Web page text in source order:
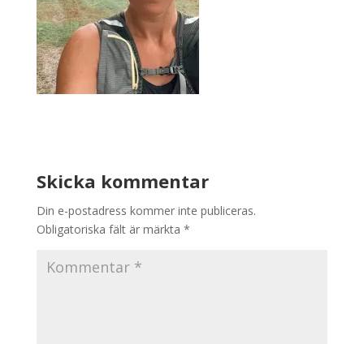
Skicka kommentar
Din e-postadress kommer inte publiceras.
Obligatoriska fält är märkta *